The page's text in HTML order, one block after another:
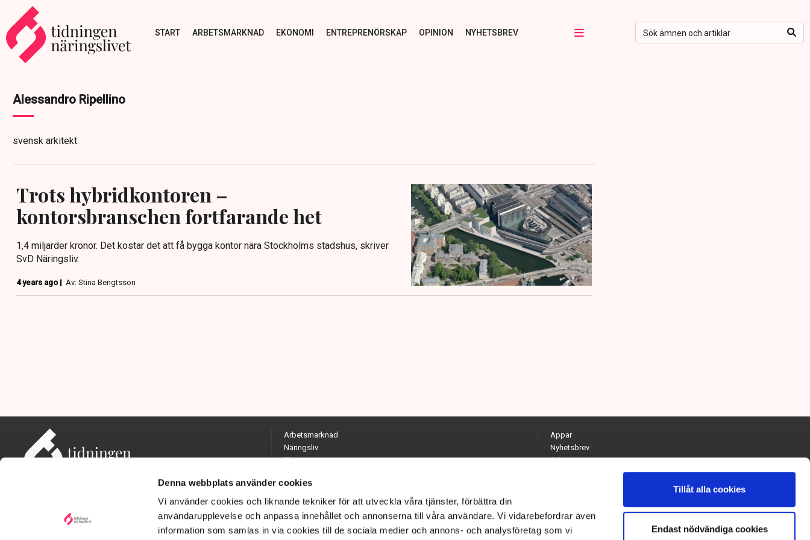
Denna webbplats använder cookies
Vi använder cookies och liknande tekniker för att utveckla våra tjänster, förbättra din
användarupplevelse och anpassa innehållet och annonserna till våra användare. Vi vidarebefordrar även
information som samlas in via cookies till de sociala medier och annons- och analysföretag som vi
Tillåt alla cookies
Endast nödvändiga cookies
START ARBETSMARKNAD EKONOMI ENTREPRENÖRSKAP OPINION NYHETSBREV
Alessandro Ripellino
svensk arkitekt
Trots hybridkontoren –
kontorsbranschen fortfarande het
1,4 miljarder kronor. Det kostar det att få bygga kontor nära Stockholms stadshus, skriver
SvD Näringsliv.
4 years ago | Av: Stina Bengtsson
Adress: Tidningen Näringslivet, 114 82 Stockholm
Arbetsmarknad
Näringsliv
Ekonomi
Opinion
Hållbarhet
Utrikes
Quiz
Appar
Nyhetsbrev
Arkiv
Kontakta redaktionen
Chefredaktör och ansvarig utgivare: